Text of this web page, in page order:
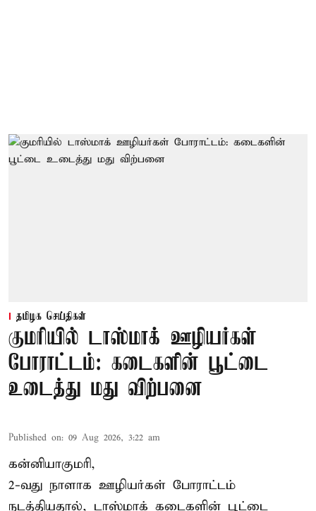
தமிழக செய்திகள்
குமரியில் டாஸ்மாக் ஊழியர்கள்
போராட்டம்: கடைகளின் பூட்டை
உடைத்து மது விற்பனை
Published on: 09 Aug 2026, 3:22 am
கன்னியாகுமரி,
2-வது நாளாக ஊழியர்கள் போராட்டம்
நடத்தியதால், டாஸ்மாக் கடைகளின் பூட்டை